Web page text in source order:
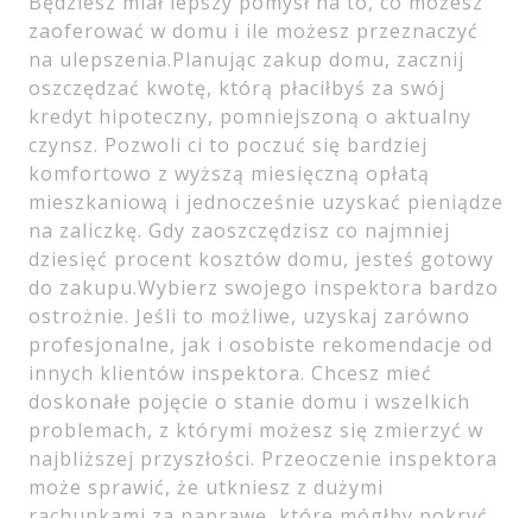
zaoferować w domu i ile możesz przeznaczyć
na ulepszenia.Planując zakup domu, zacznij
oszczędzać kwotę, którą płaciłbyś za swój
kredyt hipoteczny, pomniejszoną o aktualny
czynsz. Pozwoli ci to poczuć się bardziej
komfortowo z wyższą miesięczną opłatą
mieszkaniową i jednocześnie uzyskać pieniądze
na zaliczkę. Gdy zaoszczędzisz co najmniej
dziesięć procent kosztów domu, jesteś gotowy
do zakupu.Wybierz swojego inspektora bardzo
ostrożnie. Jeśli to możliwe, uzyskaj zarówno
profesjonalne, jak i osobiste rekomendacje od
innych klientów inspektora. Chcesz mieć
doskonałe pojęcie o stanie domu i wszelkich
problemach, z którymi możesz się zmierzyć w
najbliższej przyszłości. Przeoczenie inspektora
może sprawić, że utkniesz z dużymi